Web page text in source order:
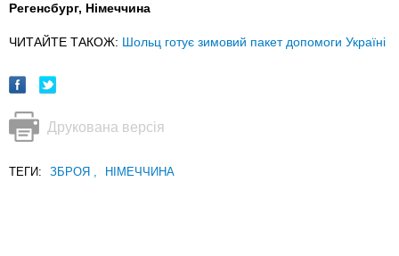
Регенсбург, Німеччина
ЧИТАЙТЕ ТАКОЖ: Шольц готує зимовий пакет допомоги Україні
Друкована версія
ТЕГИ: ЗБРОЯ , НІМЕЧЧИНА